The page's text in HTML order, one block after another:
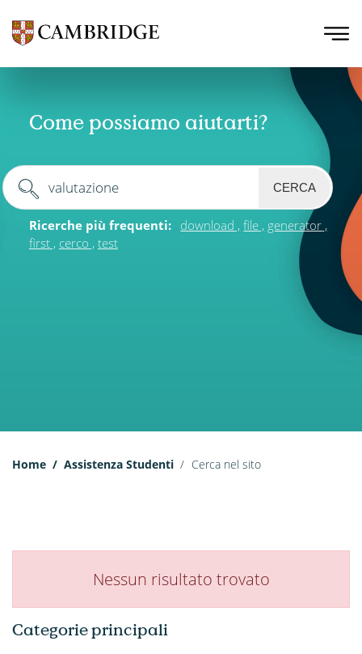
Come possiamo aiutarti?
CERCA
Ricerche più frequenti: download file generator
first
cerco test
Home Assistenza Studenti Cerca nel sito
Categorie principali
Nessun risultato trovato